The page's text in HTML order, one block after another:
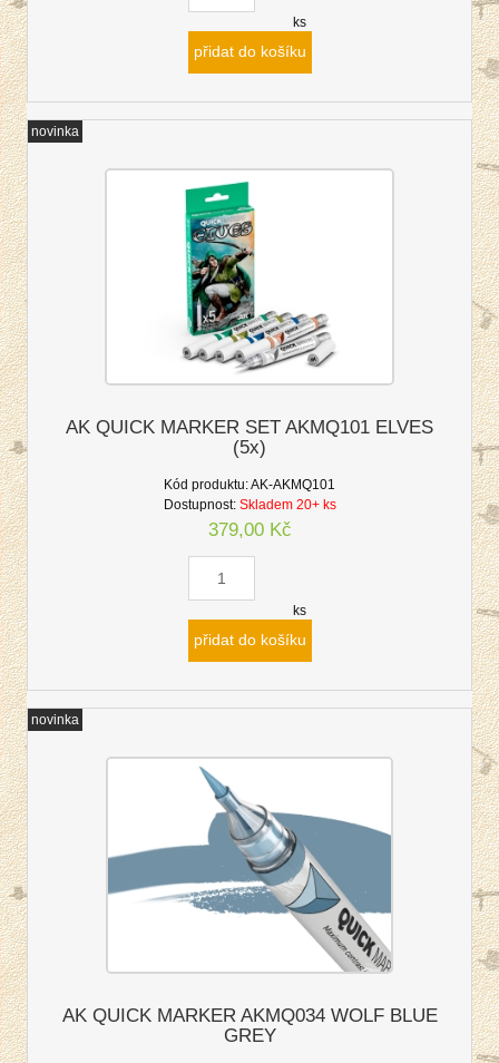
ks
přidat do košíku
AK QUICK MARKER SET AKMQ101 ELVES
(5x)
Kód produktu:AK-AKMQ101
Dostupnost: Skladem 20+ ks
379,00 Kč
ks
přidat do košíku
novinka
AK QUICK MARKER AKMQ034 WOLF BLUE
GREY
novinka